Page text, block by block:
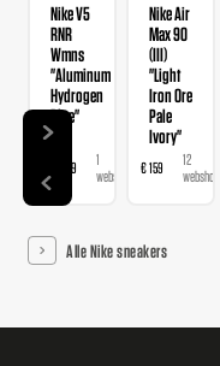
Nike V5
RNR
Wmns
"Aluminum
Hydrogen
Blue"
€ 89,99
1
webshop
Nike Air
Max 90
(III)
"Light
Iron Ore
Pale
Ivory"
€ 159
12
webshops
Alle Nike sneakers